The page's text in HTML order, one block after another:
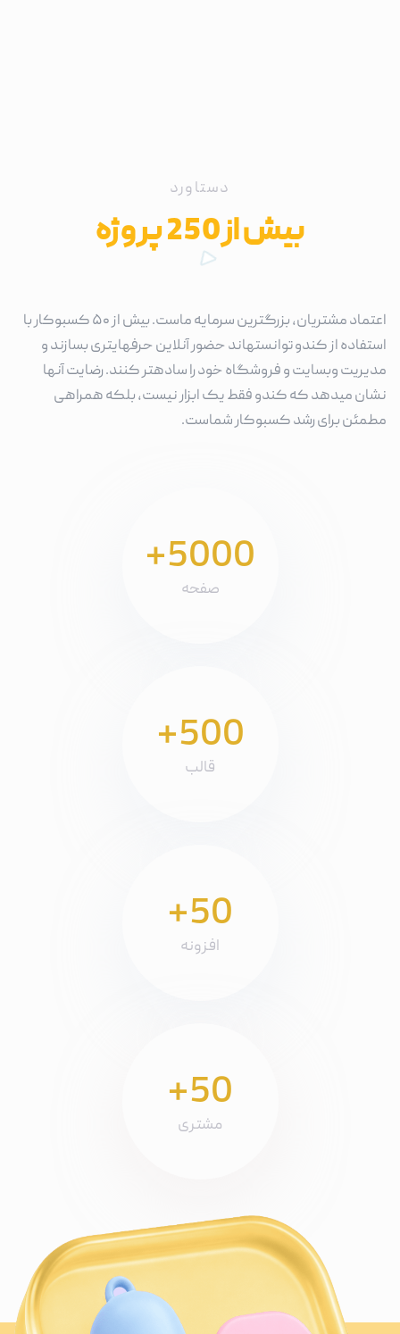
دستاورد
بیش از250 پروژه
اعتماد مشتریان، بزرگترین سرمایه ماست. بیش از ۵۰ کسبوکار با
استفاده از کندو توانستهاند حضور آنلاین حرفهایتری بسازند و
مدیریت وبسایت و فروشگاه خود را سادهتر کنند. رضایت آنها
نشان میدهد که کندو فقط یک ابزار نیست، بلکه همراهی
مطمئن برای رشد کسبوکار شماست.
+5000
صفحه
+500
قالب
+50
افزونه
+50
مشتری